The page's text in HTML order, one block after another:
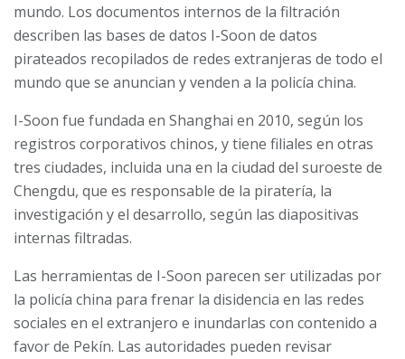
mundo. Los documentos internos de la filtración
describen las bases de datos I-Soon de datos
pirateados recopilados de redes extranjeras de todo el
mundo que se anuncian y venden a la policía china.
I-Soon fue fundada en Shanghai en 2010, según los
registros corporativos chinos, y tiene filiales en otras
tres ciudades, incluida una en la ciudad del suroeste de
Chengdu, que es responsable de la piratería, la
investigación y el desarrollo, según las diapositivas
internas filtradas.
Las herramientas de I-Soon parecen ser utilizadas por
la policía china para frenar la disidencia en las redes
sociales en el extranjero e inundarlas con contenido a
favor de Pekín. Las autoridades pueden revisar